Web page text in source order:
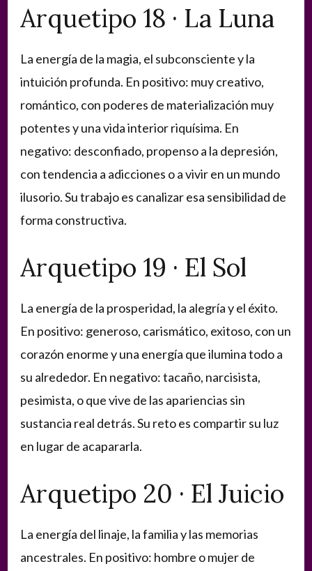
Arquetipo 18 · La Luna
La energía de la magia, el subconsciente y la
intuición profunda. En positivo: muy creativo,
romántico, con poderes de materialización muy
potentes y una vida interior riquísima. En
negativo: desconfiado, propenso a la depresión,
con tendencia a adicciones o a vivir en un mundo
ilusorio. Su trabajo es canalizar esa sensibilidad de
forma constructiva.
Arquetipo 19 · El Sol
La energía de la prosperidad, la alegría y el éxito.
En positivo: generoso, carismático, exitoso, con un
corazón enorme y una energía que ilumina todo a
su alrededor. En negativo: tacaño, narcisista,
pesimista, o que vive de las apariencias sin
sustancia real detrás. Su reto es compartir su luz
en lugar de acapararla.
Arquetipo 20 · El Juicio
La energía del linaje, la familia y las memorias
ancestrales. En positivo: hombre o mujer de